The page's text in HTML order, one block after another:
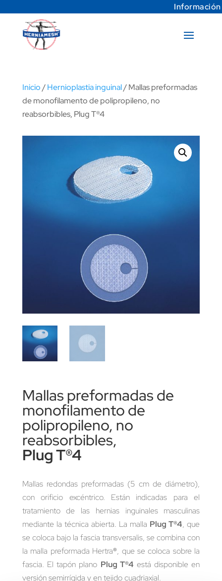
Información
Inicio/Hernioplastia inguinal/ Mallas preformadas
de monofilamento de polipropileno, no
reabsorbibles, Plug T®4
Mallas preformadas de
monofilamento de
polipropileno, no
reabsorbibles,
Plug T®4
Mallas redondas preformadas (5 cm de diámetro),
con orificio excéntrico. Están indicadas para el
tratamiento de las hernias inguinales masculinas
mediante la técnica abierta. La malla Plug T®4, que
se coloca bajo la fascia transversalis, se combina con
la malla preformada Hertra®, que se coloca sobre la
fascia. El tapón plano Plug T®4 está disponible en
versión semirrígida y en tejido cuadriaxial.